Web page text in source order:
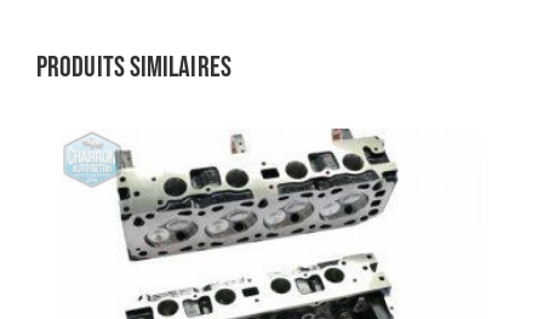
Produits similaires